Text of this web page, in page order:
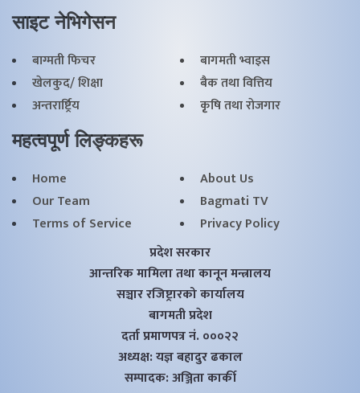
साइट नेभिगेसन
बाग्मती फिचर
बागमती भ्वाइस
खेलकुद/ शिक्षा
बैक तथा वित्तिय
अन्तरार्ष्ट्रिय
कृृषि तथा राेजगार
महत्वपूर्ण लिङ्कहरू
Home
About Us
Our Team
Bagmati TV
Terms of Service
Privacy Policy
प्रदेश सरकार
आन्तरिक मामिला तथा कानून मन्त्रालय
सञ्चार रजिष्ट्रारको कार्यालय
बागमती प्रदेश
दर्ता प्रमाणपत्र नं. ०००२२
अध्यक्ष: यज्ञ बहादुर ढकाल
सम्पादक: अञ्जिता कार्की